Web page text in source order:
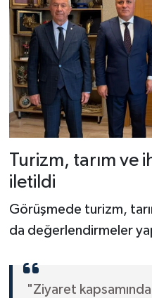
Turizm, tarım ve
iletildi
Görüşmede turizm,
da değerlendirmeler
"Ziyaret